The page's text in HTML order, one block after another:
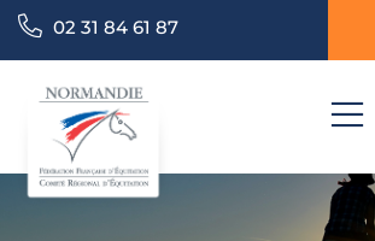
02 31 84 61 87